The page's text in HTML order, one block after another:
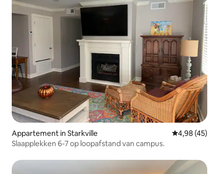
Appartement in Starkville Gemiddelde
4,98 (45)
Slaapplekken 6-7 op loopafstand van campus.